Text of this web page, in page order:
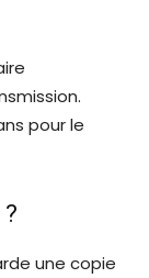
pour le
une copie